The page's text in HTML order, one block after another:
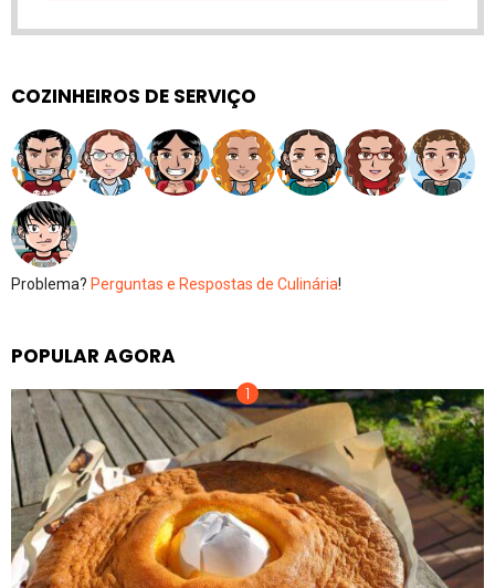
COZINHEIROS DE SERVIÇO
Problema? Perguntas e Respostas de Culinária!
POPULAR AGORA